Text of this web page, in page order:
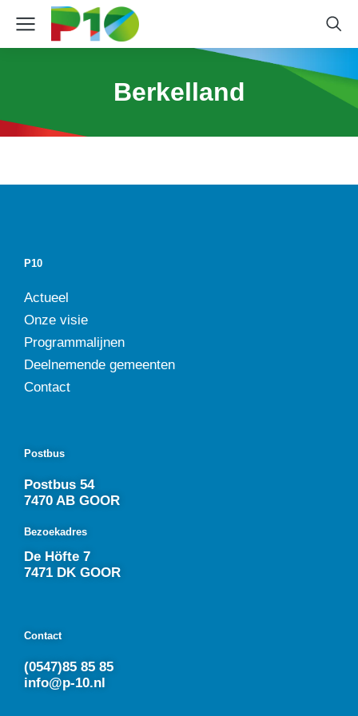
Berkelland
P10
Actueel
Onze visie
Programmalijnen
Deelnemende gemeenten
Contact
Postbus
Postbus 54
7470 AB GOOR
Bezoekadres
De Höfte 7
7471 DK GOOR
Contact
(0547)85 85 85
info@p-10.nl